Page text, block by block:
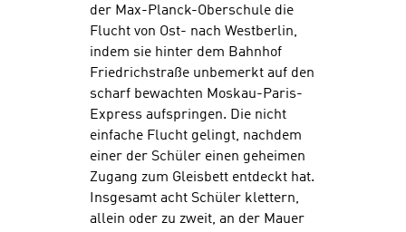
der Max-Planck-Oberschule die
Flucht von Ost- nach Westberlin,
indem sie hinter dem Bahnhof
Friedrichstraße unbemerkt auf den
scharf bewachten Moskau-Paris-
Express aufspringen. Die nicht
einfache Flucht gelingt, nachdem
einer der Schüler einen geheimen
Zugang zum Gleisbett entdeckt hat.
Insgesamt acht Schüler klettern,
allein oder zu zweit, an der Mauer